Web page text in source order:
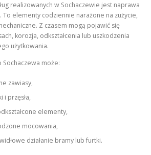
realizowanych w Sochaczewie jest naprawa
elementy codziennie narażone na zużycie,
Z czasem mogą pojawić się
korozja, odkształcenia lub uszkodzenia
użytkowania.
może:
zawiasy,
i przęsła,
elementy,
mocowania,
działanie bramy lub furtki.